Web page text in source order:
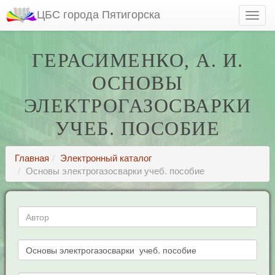
ЦБС города Пятигорска
ГЕРАСИМЕНКО, А. И.
ОСНОВЫ
ЭЛЕКТРОГАЗОСВАРКИ
УЧЕБ. ПОСОБИЕ
Главная
Электронный каталог
Основы электрогазосварки учеб. пособие